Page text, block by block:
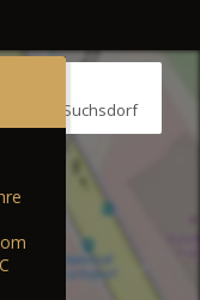
Kiel-Suchsdorf